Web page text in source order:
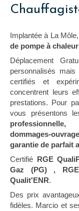
Implantée à La
de pompe à chaleur
Déplacement
personnalisés
certifiés et
concentrent leurs
prestations. Pour
vous présentons
dommages-
garantie de parfait
Certifié RGE
Gaz (PG) ,
Qualit'ENR.
Des prix
fidèles. Marcio et